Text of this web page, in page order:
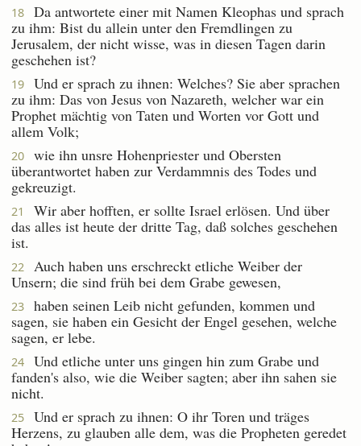
18
Da antwortete einer mit Namen Kleophas und sprach
zu ihm: Bist du allein unter den Fremdlingen zu
Jerusalem, der nicht wisse, was in diesen Tagen darin
geschehen ist?
19
Und er sprach zu ihnen: Welches? Sie aber sprachen
zu ihm: Das von Jesus von Nazareth, welcher war ein
Prophet mächtig von Taten und Worten vor Gott und
allem Volk;
20
wie ihn unsre Hohenpriester und Obersten
überantwortet haben zur Verdammnis des Todes und
gekreuzigt.
21
Wir aber hofften, er sollte Israel erlösen. Und über
das alles ist heute der dritte Tag, daß solches geschehen
ist.
22
Auch haben uns erschreckt etliche Weiber der
Unsern; die sind früh bei dem Grabe gewesen,
23
haben seinen Leib nicht gefunden, kommen und
sagen, sie haben ein Gesicht der Engel gesehen, welche
sagen, er lebe.
24
Und etliche unter uns gingen hin zum Grabe und
fanden's also, wie die Weiber sagten; aber ihn sahen sie
nicht.
25
Und er sprach zu ihnen: O ihr Toren und träges
Herzens, zu glauben alle dem, was die Propheten geredet